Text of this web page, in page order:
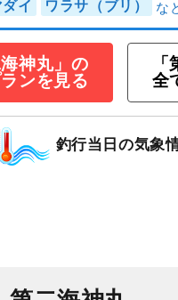
11,000
1,500ポイン
マダイ ワラサ（ブリ
海神丸」の
ンを見る
全
釣行当日の気象